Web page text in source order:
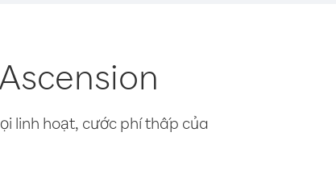
linh hoạt, cước phí thấp của